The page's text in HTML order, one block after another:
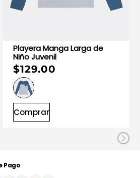
Playera Manga Larga de
Niño Juvenil
$129.00
Comprar
Pago